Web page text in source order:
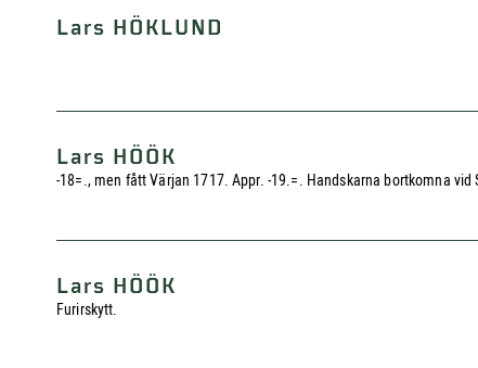
Lars HÖKLUND
Lars HÖÖK
-18=., men fått Värjan 1717. Appr. -19.=. Handskarna bortkomna
Lars HÖÖK
Furirskytt.